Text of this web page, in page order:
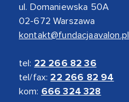
ul. Domaniewska 50A
02-672 Warszawa
kontakt@fundacjaavalon.pl
tel: 22 266 82 36
tel/fax: 22 266 82 94
kom: 666 324 328